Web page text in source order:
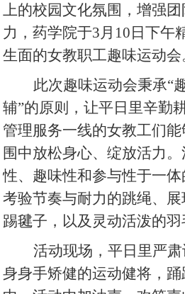
上的校园文化氛围，增强
力，药学院于3月10 日下午
生面的女教职工趣味运动会
此次趣味运动会秉承“
辅”的原则，让平日里辛勤
管理服务一线的女教工们
围中放松身心、绽放活力
性、趣味性和参与性于一
考验节奏与耐力的跳绳、
踢毽子，以及灵动活泼的羽
活动现场，平日里严
身身手矫健的运动健将，